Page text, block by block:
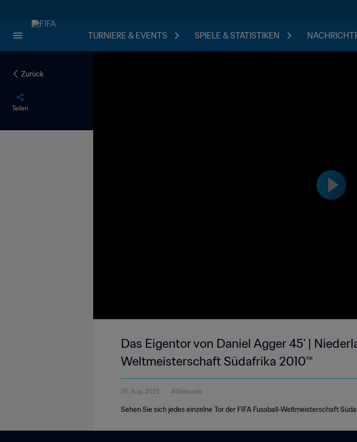
TURNIERE & EVENTS SPIELE & STATISTIKEN
Zurück
Teilen
Das Eigentor von Daniel Agger 45' |
Weltmeisterschaft Südafrika 2010™
25. Aug. 2022 49Sekunde
Sehen Sie sich jedes einzelne Tor der FIFA Fussball-Weltmeisterschaft